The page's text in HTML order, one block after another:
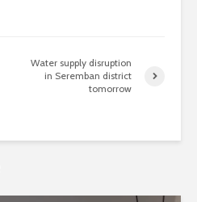
Water supply disruption
in Seremban district
tomorrow